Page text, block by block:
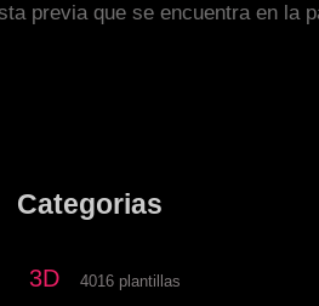
previa que se encuentra en la
Categorias
3D 4016 plantillas